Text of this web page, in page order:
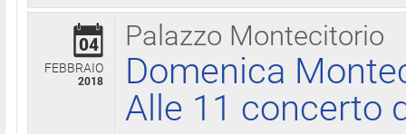
Palazzo Montecitorio
04
FEBBRAIO
2018
Domenica
Alle 11 concerto